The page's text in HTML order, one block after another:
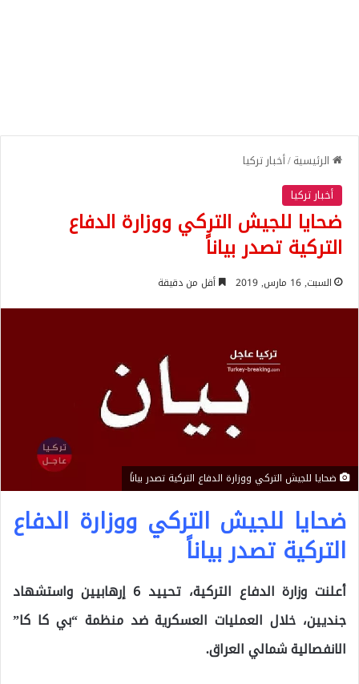
الرئيسية/أخبار تركيا
أخبار تركيا
ضحايا للجيش التركي ووزارة الدفاع
التركية تصدر بياناً
السبت, 16 مارس, 2019 أقل من دقيقة
ضحايا للجيش التركي ووزارة الدفاع التركية تصدر بياناً
ضحايا للجيش التركي ووزارة الدفاع
التركية تصدر بياناً
أعلنت وزارة الدفاع التركية، تحييد 6 إرهابيين واستشهاد
جنديين، خلال العمليات العسكرية ضد منظمة “بي كا كا”
الانفصالية شمالي العراق.